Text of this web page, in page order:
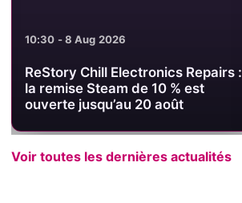
10:30 - 8 Aug 2026
ReStory Chill Electronics Repairs :
la remise Steam de 10 % est
ouverte jusqu’au 20 août
Voir toutes les dernières actualités